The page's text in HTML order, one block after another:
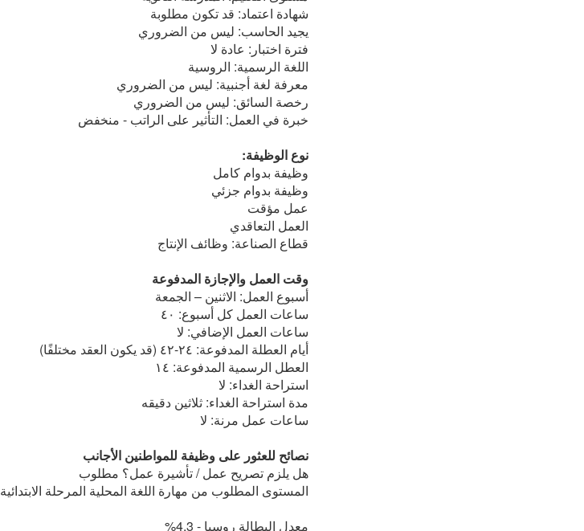
شهادة اعتماد: قد تكون مطلوبة
يجيد الحاسب: ليس من الضروري
فترة اختبار: عادة لا
اللغة الرسمية: الروسية
معرفة لغة أجنبية: ليس من الضروري
رخصة السائق: ليس من الضروري
خبرة في العمل: التأثير على الراتب - منخفض
نوع الوظيفة:
وظيفة بدوام كامل
وظيفة بدوام جزئي
عمل مؤقت
العمل التعاقدي
قطاع الصناعة: وظائف الإنتاج
وقت العمل والإجازة المدفوعة
أسبوع العمل: الاثنين – الجمعة
ساعات العمل كل أسبوع: ٤٠
ساعات العمل الإضافي: لا
أيام العطلة المدفوعة: ٢٤-٤٢ (قد يكون العقد مختلفًا)
العطل الرسمية المدفوعة: ١٤
استراحة الغداء: لا
مدة استراحة الغداء: ثلاثين دقيقه
ساعات عمل مرنة: لا
نصائح للعثور على وظيفة للمواطنين الأجانب
هل يلزم تصريح عمل / تأشيرة عمل؟ مطلوب
المستوى المطلوب من مهارة اللغة المحلية المرحلة الابتدائية
معدل البطالة روسيا - 4.3%